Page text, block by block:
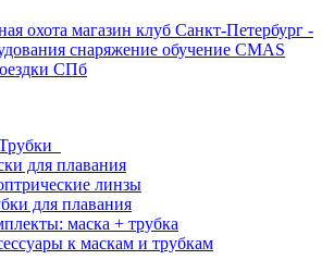
для плавания
линзы
для плавания
маска + трубка
к маскам и трубкам